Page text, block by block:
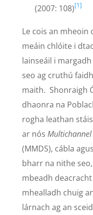
(2007: 108)[1]
Le cois an
meáin chlóite i
lainseáil i
seo ag cruthú
maith. Shonraigh
dhaonra na
rogha leathan
ar nós
(MMDS), cábla
bharr na nithe
mbeadh
mhealladh chuig
lárnach ag an